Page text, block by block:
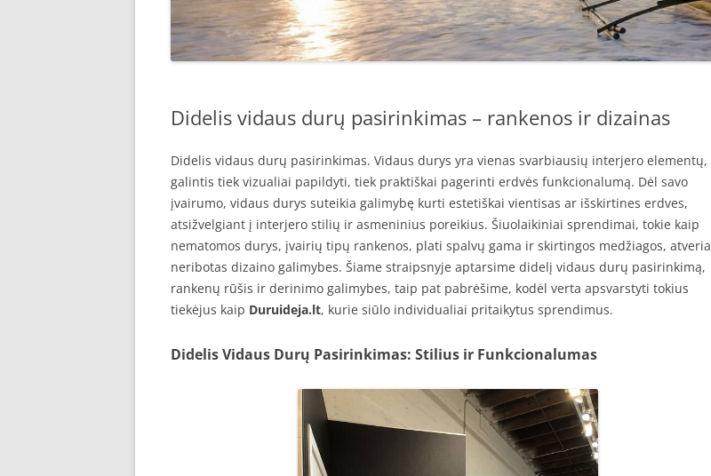
Didelis vidaus durų pasirinkimas – rankenos ir dizainas
Didelis vidaus durų pasirinkimas. Vidaus durys yra vienas svarbiausių interjero elementų,
galintis tiek vizualiai papildyti, tiek praktiškai pagerinti erdvės funkcionalumą. Dėl savo
įvairumo, vidaus durys suteikia galimybę kurti estetiškai vientisas ar išskirtines erdves,
atsižvelgiant į interjero stilių ir asmeninius poreikius. Šiuolaikiniai sprendimai, tokie kaip
nematomos durys, įvairių tipų rankenos, plati spalvų gama ir skirtingos medžiagos, atveria
neribotas dizaino galimybes. Šiame straipsnyje aptarsime didelį vidaus durų pasirinkimą,
rankenų rūšis ir derinimo galimybes, taip pat pabrėšime, kodėl verta apsvarstyti tokius
tiekėjus kaip Duruideja.lt, kurie siūlo individualiai pritaikytus sprendimus.
Didelis Vidaus Durų Pasirinkimas: Stilius ir Funkcionalumas